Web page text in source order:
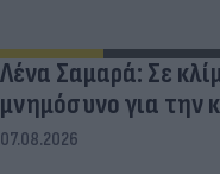
Λένα Σαμαρά: Σε
μνημόσυνο για την
07.08.2026